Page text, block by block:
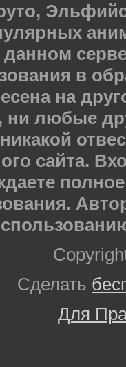
в
на
ни любые
сайта.
Сделать
Для